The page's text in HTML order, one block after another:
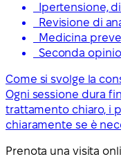
Ipertensione,
Revisione di
Medicina
Seconda
Come si svolge la
Ogni sessione dura
trattamento chiaro, i
chiaramente se è
Prenota una visita